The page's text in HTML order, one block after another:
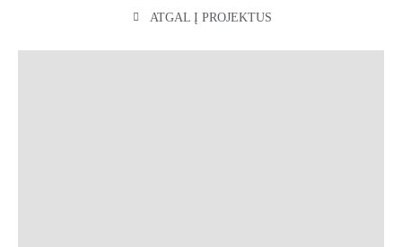
ATGAL Į PROJEKTUS